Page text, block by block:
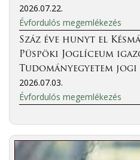
2026.07.22.
Évfordulós megemlékezés
Száz éve hunyt el
Püspöki Joglíceum
Tudományegyetem
2026.07.03.
Évfordulós megemlékezés